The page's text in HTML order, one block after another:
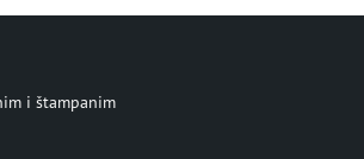
i štampanim